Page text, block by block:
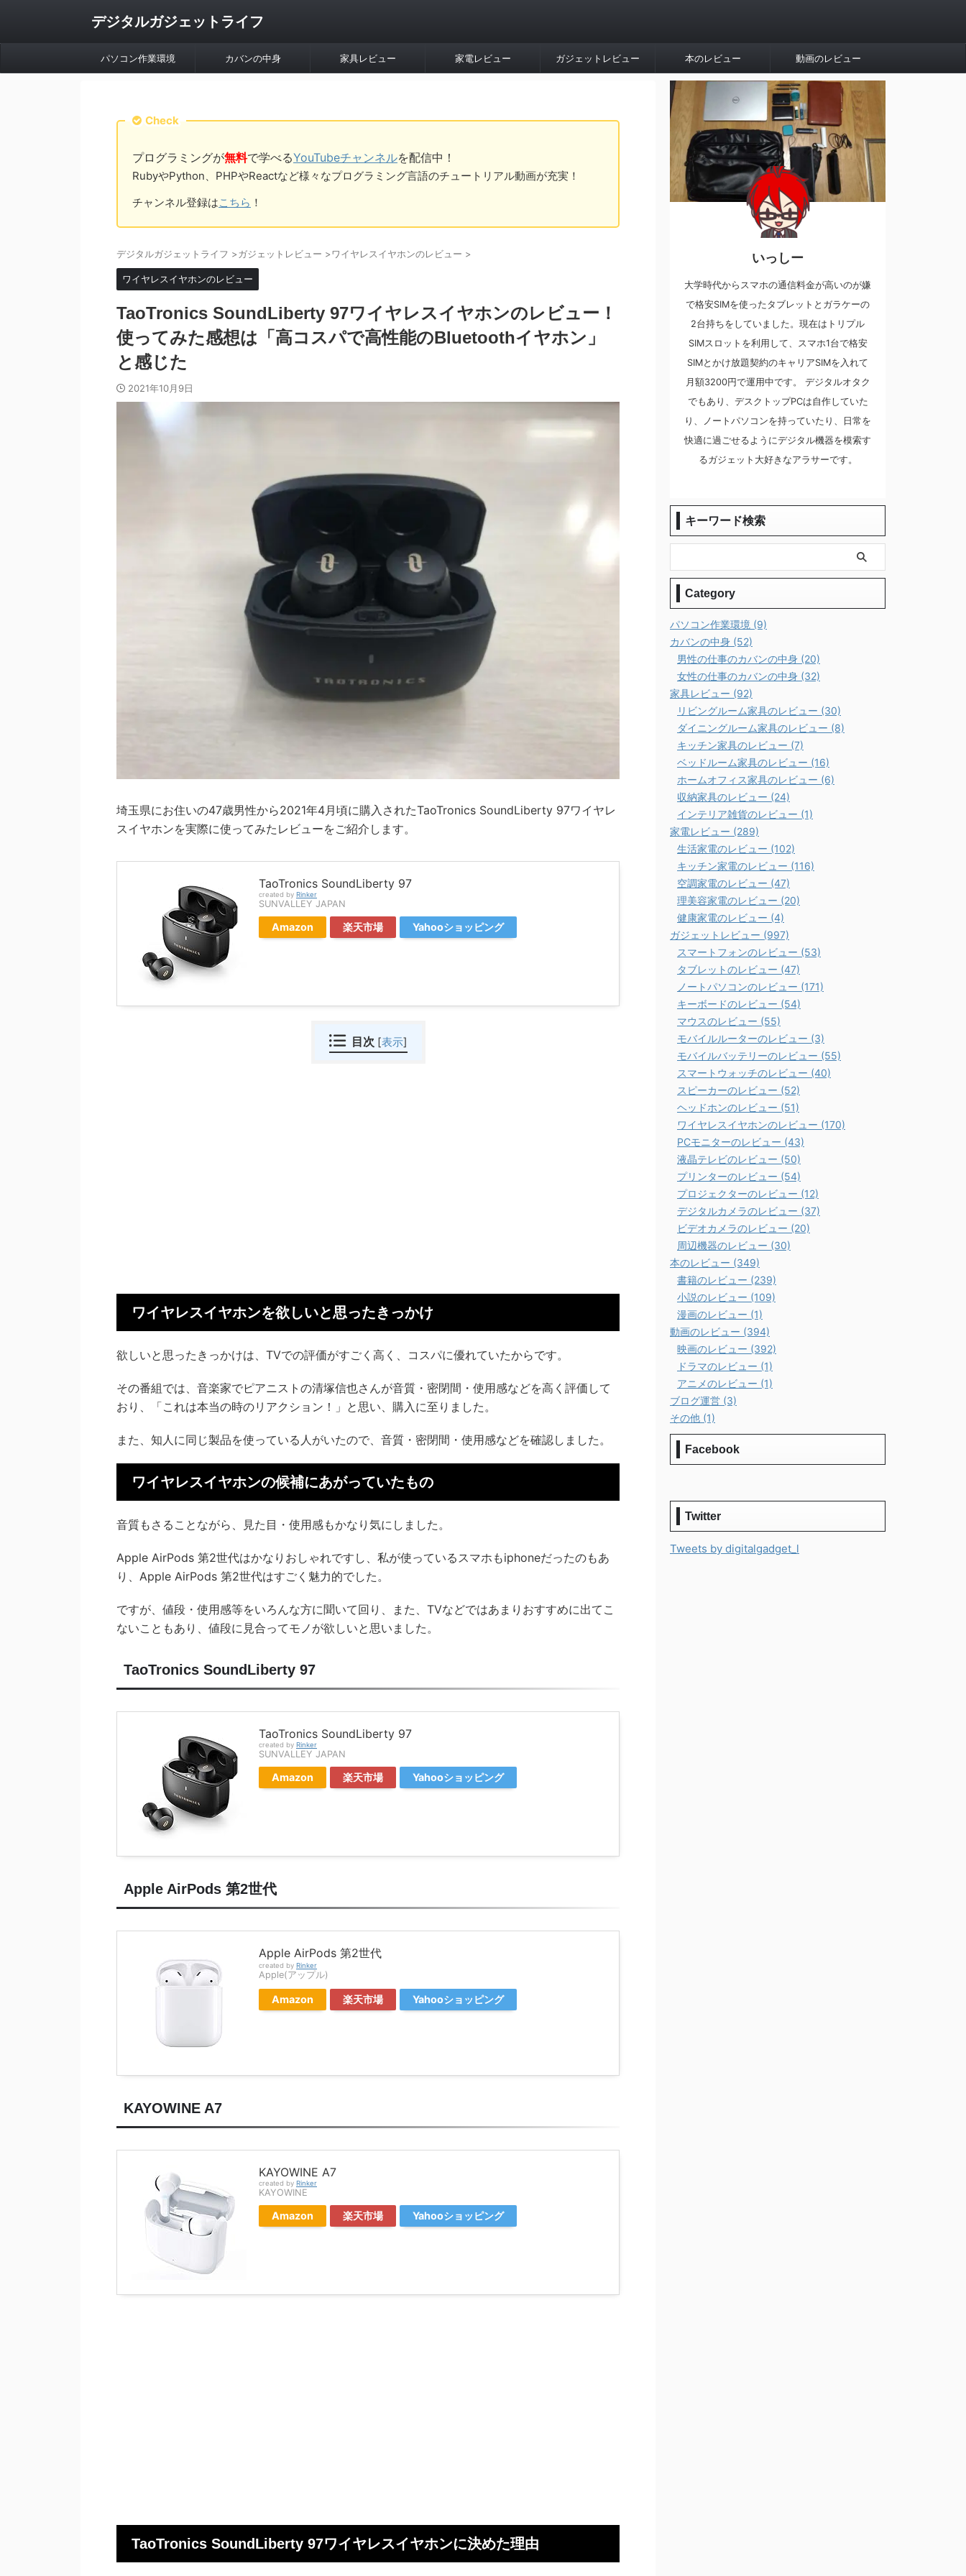
デジタルガジェットライフ
パソコン作業環境 カバンの中身 家具レビュー 家電レビュー ガジェットレビュー 本のレビュー 動画のレビュー
Check
プログラミングが無料で学べるYouTubeチャンネルを配信中！
RubyやPython、PHPやReactなど様々なプログラミング言語のチュートリアル動画が充実！
チャンネル登録はこちら ！
デジタルガジェットライフ >ガジェットレビュー >ワイヤレスイヤホンのレビュー >
ワイヤレスイヤホンのレビュー
TaoTronics SoundLiberty 97ワイヤレスイヤホンのレビュー！
使ってみた感想は「高コスパで高性能のBluetoothイヤホン」
と感じた
2021年10月9日
埼玉県にお住いの47歳男性から2021年4月頃に購入されたTaoTronics SoundLiberty 97ワイヤレ
スイヤホンを実際に使ってみたレビューをご紹介します。
TaoTronics SoundLiberty 97
created by Rinker
SUNVALLEY JAPAN
Amazon 楽天市場 Yahooショッピング
目次 [表示]
ワイヤレスイヤホンを欲しいと思ったきっかけ
欲しいと思ったきっかけは、TVでの評価がすごく高く、コスパに優れていたからです。
その番組では、音楽家でピアニストの清塚信也さんが音質・密閉間・使用感などを高く評価して
おり、「これは本当の時のリアクション！」と思い、購入に至りました。
また、知人に同じ製品を使っている人がいたので、音質・密閉間・使用感などを確認しました。
ワイヤレスイヤホンの候補にあがっていたもの
音質もさることながら、見た目・使用感もかなり気にしました。
Apple AirPods 第2世代はかなりおしゃれですし、私が使っているスマホもiphoneだったのもあ
り、Apple AirPods 第2世代はすごく魅力的でした。
ですが、値段・使用感等をいろんな方に聞いて回り、また、TVなどではあまりおすすめに出てこ
ないこともあり、値段に見合ってモノが欲しいと思いました。
TaoTronics SoundLiberty 97
TaoTronics SoundLiberty 97
created by Rinker
SUNVALLEY JAPAN
Amazon 楽天市場 Yahooショッピング
Apple AirPods 第2世代
Apple AirPods 第2世代
created by Rinker
Apple(アップル)
Amazon 楽天市場 Yahooショッピング
KAYOWINE A7
KAYOWINE A7
created by Rinker
KAYOWINE
Amazon 楽天市場 Yahooショッピング
TaoTronics SoundLiberty 97ワイヤレスイヤホンに決めた理由
いっしー
大学時代からスマホの通信料金が高いのが嫌
で格安SIMを使ったタブレットとガラケーの
2台持ちをしていました。現在はトリプル
SIMスロットを利用して、スマホ1台で格安
SIMとかけ放題契約のキャリアSIMを入れて
月額3200円で運用中です。 デジタルオタク
でもあり、デスクトップPCは自作していた
り、ノートパソコンを持っていたり、日常を
快適に過ごせるようにデジタル機器を模索す
るガジェット大好きなアラサーです。
キーワード検索
Category
パソコン作業環境 (9)
カバンの中身 (52)
男性の仕事のカバンの中身 (20)
女性の仕事のカバンの中身 (32)
家具レビュー (92)
リビングルーム家具のレビュー (30)
ダイニングルーム家具のレビュー (8)
キッチン家具のレビュー (7)
ベッドルーム家具のレビュー (16)
ホームオフィス家具のレビュー (6)
収納家具のレビュー (24)
インテリア雑貨のレビュー (1)
家電レビュー (289)
生活家電のレビュー (102)
キッチン家電のレビュー (116)
空調家電のレビュー (47)
理美容家電のレビュー (20)
健康家電のレビュー (4)
ガジェットレビュー (997)
スマートフォンのレビュー (53)
タブレットのレビュー (47)
ノートパソコンのレビュー (171)
キーボードのレビュー (54)
マウスのレビュー (55)
モバイルルーターのレビュー (3)
モバイルバッテリーのレビュー (55)
スマートウォッチのレビュー (40)
スピーカーのレビュー (52)
ヘッドホンのレビュー (51)
ワイヤレスイヤホンのレビュー (170)
PCモニターのレビュー (43)
液晶テレビのレビュー (50)
プリンターのレビュー (54)
プロジェクターのレビュー (12)
デジタルカメラのレビュー (37)
ビデオカメラのレビュー (20)
周辺機器のレビュー (30)
本のレビュー (349)
書籍のレビュー (239)
小説のレビュー (109)
漫画のレビュー (1)
動画のレビュー (394)
映画のレビュー (392)
ドラマのレビュー (1)
アニメのレビュー (1)
ブログ運営 (3)
その他 (1)
Facebook
Twitter
Tweets by digitalgadget_l